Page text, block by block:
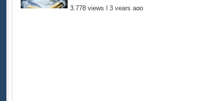
3,778 views | 3 years ago